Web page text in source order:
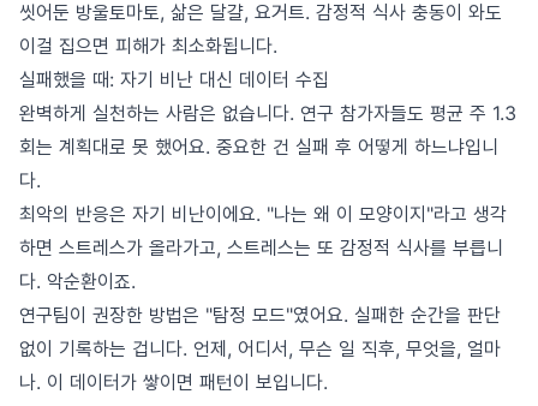
씻어둔 방울토마토, 삶은 달걀, 요거트. 감정적 식사 충동이 와도
이걸 집으면 피해가 최소화됩니다.
실패했을 때: 자기 비난 대신 데이터 수집
완벽하게 실천하는 사람은 없습니다. 연구 참가자들도 평균 주 1.3
회는 계획대로 못 했어요. 중요한 건 실패 후 어떻게 하느냐입니
다.
최악의 반응은 자기 비난이에요. "나는 왜 이 모양이지"라고 생각
하면 스트레스가 올라가고, 스트레스는 또 감정적 식사를 부릅니
다. 악순환이죠.
연구팀이 권장한 방법은 "탐정 모드"였어요. 실패한 순간을 판단
없이 기록하는 겁니다. 언제, 어디서, 무슨 일 직후, 무엇을, 얼마
나. 이 데이터가 쌓이면 패턴이 보입니다.